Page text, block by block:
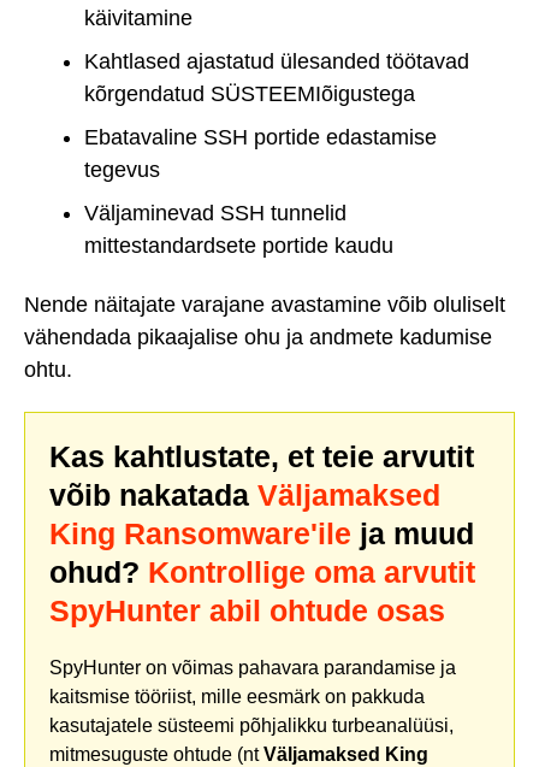
käivitamine
Kahtlased ajastatud ülesanded töötavad
kõrgendatud SÜSTEEMIõigustega
Ebatavaline SSH portide edastamise
tegevus
Väljaminevad SSH tunnelid
mittestandardsete portide kaudu
Nende näitajate varajane avastamine võib oluliselt
vähendada pikaajalise ohu ja andmete kadumise
ohtu.
Kas kahtlustate, et teie arvutit
võib nakatada Väljamaksed
King Ransomware'ile ja muud
ohud? Kontrollige oma arvutit
SpyHunter abil ohtude osas
SpyHunter on võimas pahavara parandamise ja
kaitsmise tööriist, mille eesmärk on pakkuda
kasutajatele süsteemi põhjalikku turbeanalüüsi,
mitmesuguste ohtude (ntVäljamaksed King